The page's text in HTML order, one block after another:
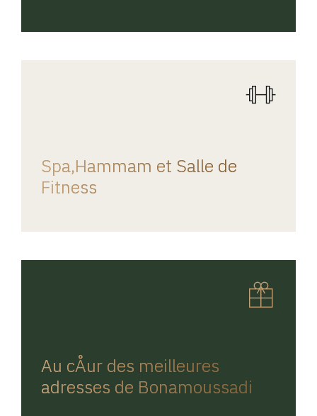
Spa,Hammam et Salle de
Fitness
Au cÅur des meilleures
adresses de Bonamoussadi